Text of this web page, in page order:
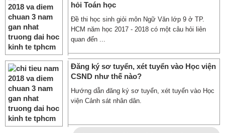
hỏi Toán học
Đề thi học sinh giỏi môn Ngữ Văn lớp 9 ở TP.
HCM năm học 2017 - 2018 có một câu hỏi liên
quan đến ...
Đăng ký sơ tuyển, xét tuyển vào Học viện
CSND như thế nào?
Hướng dẫn đăng ký sơ tuyển, xét tuyển vào Học
viện Cảnh sát nhân dân.